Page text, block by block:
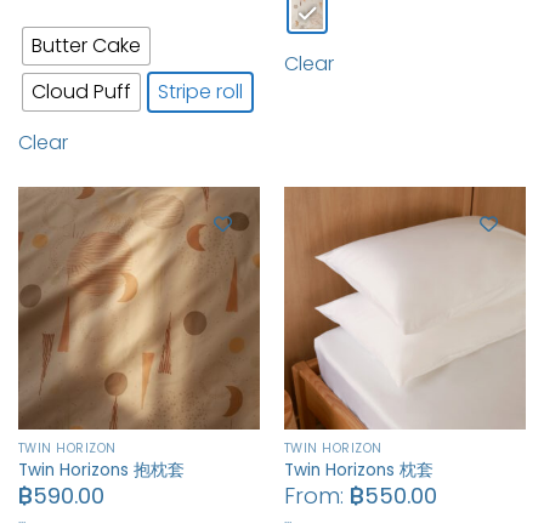
Butter Cake
Cloud Puff
Stripe roll
Clear
Clear
TWIN HORIZON
Twin Horizons 抱枕套
฿590.00
…
TWIN HORIZON
Twin Horizons 枕套
From: ฿550.00
…